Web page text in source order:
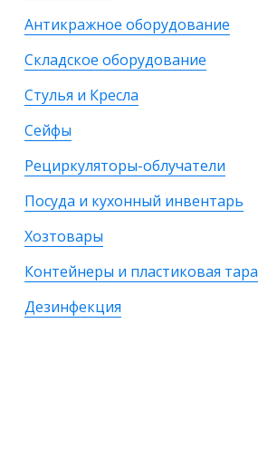
Антикражное оборудование
Складское оборудование
Стулья и Кресла
Сейфы
Рециркуляторы-облучатели
Посуда и кухонный инвентарь
Хозтовары
Контейнеры и пластиковая тара
Дезинфекция